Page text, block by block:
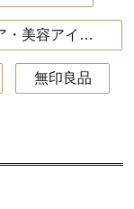
40代におすすめの化粧品・スキンケア・美容アイテム
無印良品